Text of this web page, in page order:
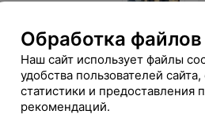
еда невкусная, а столовые приборы и подносы имеют сильно потрёпанный вид. Еще
Обработка
Наш сайт использует файлы
удобства пользователей
статистики и предоставления
рекомендаций.